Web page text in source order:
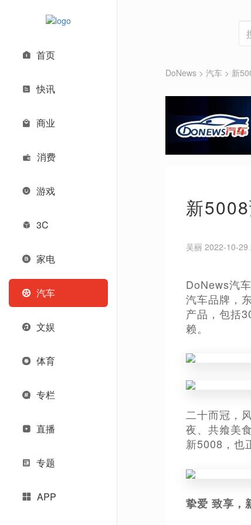
首页
快讯
商业
消费
游戏
3C
家电
汽车
文娱
体育
专栏
直播
专题
APP
DoNews > 汽车 > 新
新
吴丽 2022-10-29
DoNews汽
汽车品牌，
产品，包括
赖。
二十而冠，
夜、共飨美
新5008，也
挚爱 致享，